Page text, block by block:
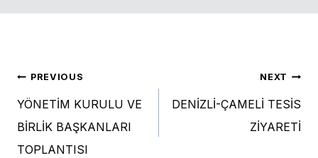
Post
navigation
PREVIOUS
YÖNETİM KURULU VE
BİRLİK BAŞKANLARI
TOPLANTISI
NEXT
DENİZLİ-ÇAMELİ TESİS
ZİYARETİ